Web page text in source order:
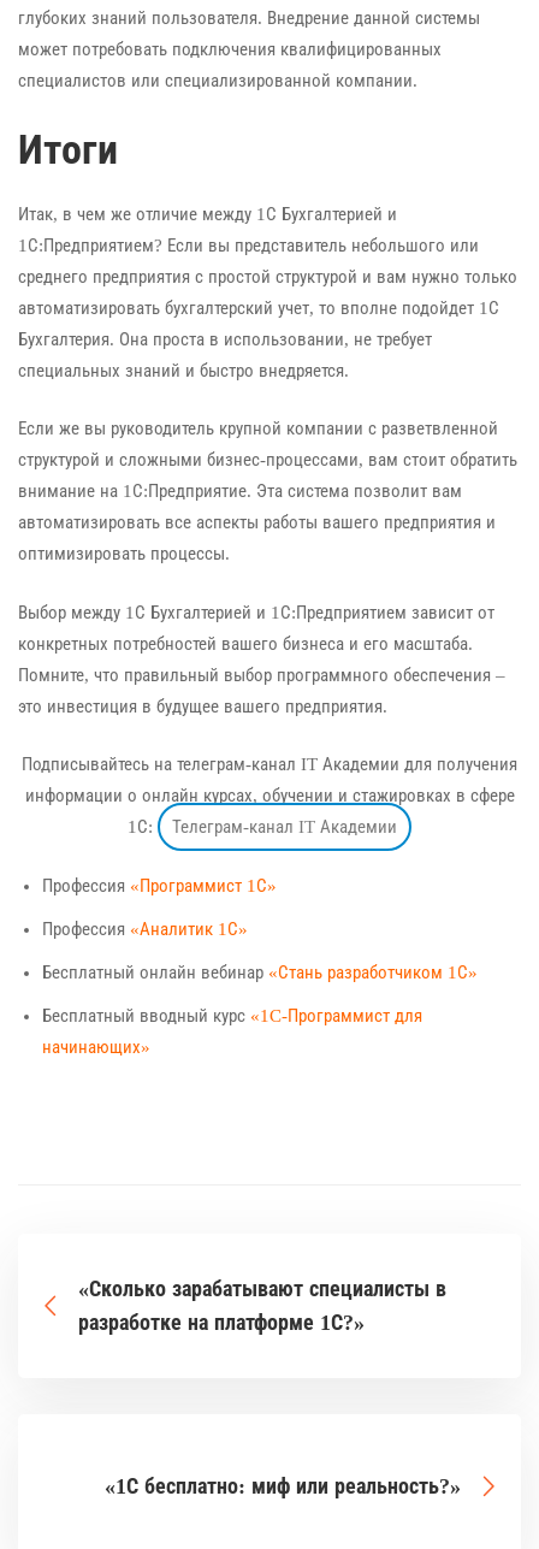
глубоких знаний пользователя. Внедрение данной системы
может потребовать подключения квалифицированных
специалистов или специализированной компании.
Итоги
Итак, в чем же отличие между 1С Бухгалтерией и
1С:Предприятием? Если вы представитель небольшого или
среднего предприятия с простой структурой и вам нужно только
автоматизировать бухгалтерский учет, то вполне подойдет 1С
Бухгалтерия. Она проста в использовании, не требует
специальных знаний и быстро внедряется.
Если же вы руководитель крупной компании с разветвленной
структурой и сложными бизнес-процессами, вам стоит обратить
внимание на 1С:Предприятие. Эта система позволит вам
автоматизировать все аспекты работы вашего предприятия и
оптимизировать процессы.
Выбор между 1С Бухгалтерией и 1С:Предприятием зависит от
конкретных потребностей вашего бизнеса и его масштаба.
Помните, что правильный выбор программного обеспечения –
это инвестиция в будущее вашего предприятия.
Подписывайтесь на телеграм-канал IT Академии для получения
информации о онлайн курсах, обучении и стажировках в сфере
1С:
Телеграм-канал IT Академии
Профессия «Программист 1С»
Профессия «Аналитик 1С»
Бесплатный онлайн вебинар «Стань разработчиком 1С»
Бесплатный вводный курс «1C-Программист для
начинающих»
«Сколько зарабатывают специалисты в
разработке на платформе 1С?»
«1С бесплатно: миф или реальность?»